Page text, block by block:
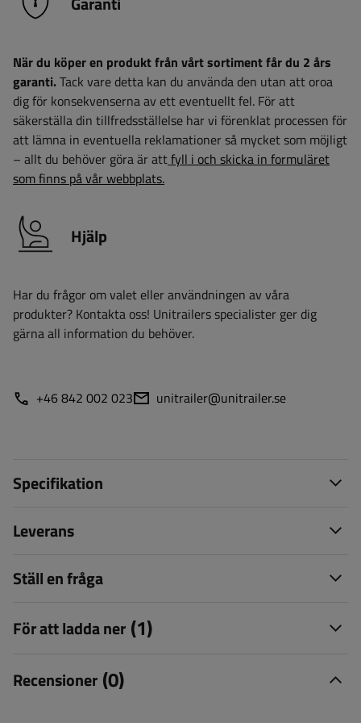
När du köper en produkt från vårt sortiment får du 2 års
garanti.Tack vare detta kan du använda den utan att oroa
dig för konsekvenserna av ett eventuellt fel. För att
säkerställa din tillfredsställelse har vi förenklat processen för
att lämna in eventuella reklamationer så mycket som möjligt
– allt du behöver göra är attfyll i och skicka in formuläret
som finns på vår webbplats.
Hjälp
Har du frågor om valet eller användningen av våra
produkter? Kontakta oss! Unitrailers specialister ger dig
gärna all information du behöver.
+46 842 002 023 unitrailer@unitrailer.se
Specifikation
Leverans
Ställ en fråga
För att ladda ner (1)
Recensioner (0)